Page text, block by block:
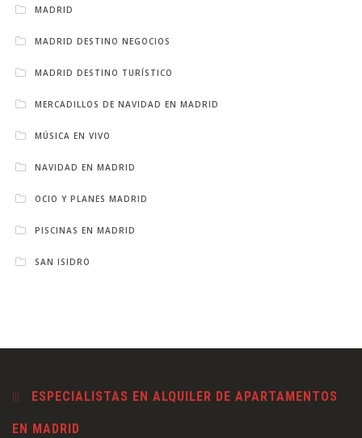
MADRID
MADRID DESTINO NEGOCIOS
MADRID DESTINO TURÍSTICO
MERCADILLOS DE NAVIDAD EN MADRID
MÚSICA EN VIVO
NAVIDAD EN MADRID
OCIO Y PLANES MADRID
PISCINAS EN MADRID
SAN ISIDRO
ESPECIALISTAS EN ALQUILER DE APARTAMENTOS
EN MADRID